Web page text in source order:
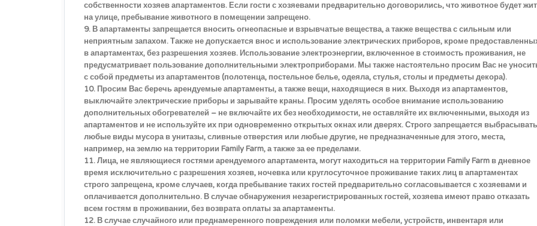
собственности хозяев апартаментов. Если гости с хозяевами предварительно договорились, что животное будет
на улице, пребывание животного в помещении запрещено.
9. В апартаменты запрещается вносить огнеопасные и взрывчатые вещества, а также вещества с сильным или
неприятным запахом. Также не допускается внос и использование электрических приборов, кроме
в апартаментах, без разрешения хозяев. Использование электроэнергии, включенное в стоимость проживания, не
предусматривает пользование дополнительными электроприборами. Мы также настоятельно просим Вас не
с собой предметы из апартаментов (полотенца, постельное белье, одеяла, стулья, столы и предметы декора).
10. Просим Вас беречь арендуемые апартаменты, а также вещи, находящиеся в них. Выходя из апартаментов,
выключайте электрические приборы и зарывайте краны. Просим уделять особое внимание использованию
дополнительных обогревателей – не включайте их без необходимости, не оставляйте их включенными, выходя из
апартаментов и не используйте их при одновременно открытых окнах или дверях. Строго запрещается выбрасывать
любые виды мусора в унитазы, сливные отверстия или любые другие, не предназначенные для этого, места,
например, на землю на территории Family Farm, а также за ее пределами.
11. Лица, не являющиеся гостями арендуемого апартамента, могут находиться на территории Family Farm в дневное
время исключительно с разрешения хозяев, ночевка или круглосуточное проживание таких лиц в апартаментах
строго запрещена, кроме случаев, когда пребывание таких гостей предварительно согласовывается с хозяевами и
оплачивается дополнительно. В случае обнаружения незарегистрированных гостей, хозяева имеют право отказать
всем гостям в проживании, без возврата оплаты за апартаменты.
12. В случае случайного или преднамеренного повреждения или поломки мебели, устройств, инвентаря или